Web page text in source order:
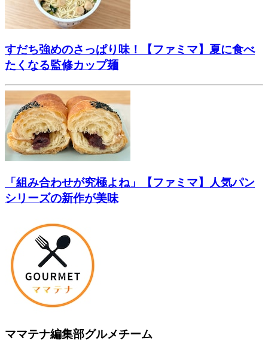
すだち強めのさっぱり味！【ファミマ】夏に食べ
たくなる監修カップ麺
「組み合わせが究極よね」【ファミマ】人気パン
シリーズの新作が美味
ママテナ編集部グルメチーム